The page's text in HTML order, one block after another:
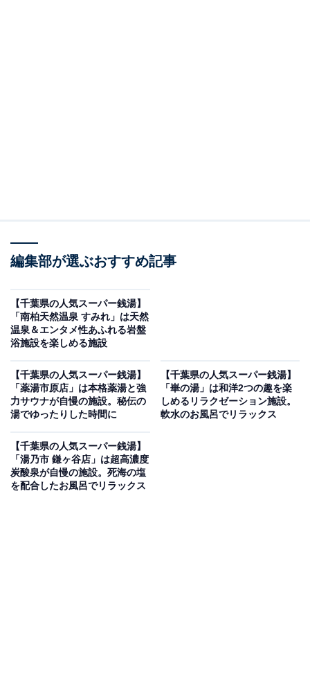
らしの中にあふれる「なぜ？」「どうして？」を分かりやすく伝え
るAll About発のニュースメディアです。お金や仕事、恋愛、ITに関
する疑問に対して専門家が分かりやすく回答するほか、エンタメ情
報やSNSで話題のトピックスを紹介しています。
※本記事で紹介している商品の購入やサービスの利用により、売上の一部が
「酒々井温泉 湯楽の里」は天然温泉の露天風呂と
サウナ・炭酸泉など多彩なお風呂が充実
天然温泉の露天風呂では、緑あふれる酒々井の景観を眺
めながらゆったりと湯浴みを楽しめます。屋内浴槽もサ
ウナや炭酸泉をはじめバリエーション豊かに揃ってお
編集部が選ぶおすすめ記事
【千葉県の人気スーパー銭湯】
「南柏天然温泉 すみれ」は天然
温泉＆エンタメ性あふれる岩盤
浴施設を楽しめる施設
【千葉県の人気スーパー銭湯】
「薬湯市原店」は本格薬湯と強
力サウナが自慢の施設。秘伝の
湯でゆったりした時間に
【千葉県の人気スーパー銭湯】
「崋の湯」は和洋2つの趣を楽
しめるリラクゼーション施設。
軟水のお風呂でリラックス
【千葉県の人気スーパー銭湯】
「湯乃市 鎌ヶ谷店」は超高濃度
炭酸泉が自慢の施設。死海の塩
を配合したお風呂でリラックス